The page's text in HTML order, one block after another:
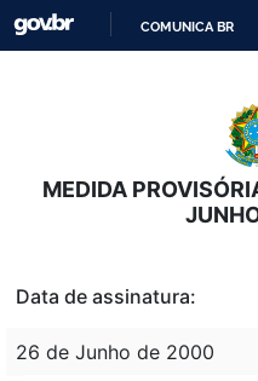
COMUNICA BR
MEDIDA
Data de assinatura:
26 de Junho de 2000